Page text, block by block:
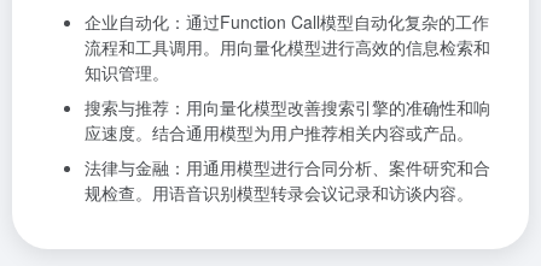
企业自动化： 通过Function Call模型自动化复杂的工作
流程和工具调用。 用向量化模型进行高效的信息检索和
知识管理。
搜索与推荐： 用向量化模型改善搜索引擎的准确性和响
应速度。 结合通用模型为用户推荐相关内容或产品。
法律与金融： 用通用模型进行合同分析、案件研究和合
规检查。 用语音识别模型转录会议记录和访谈内容。